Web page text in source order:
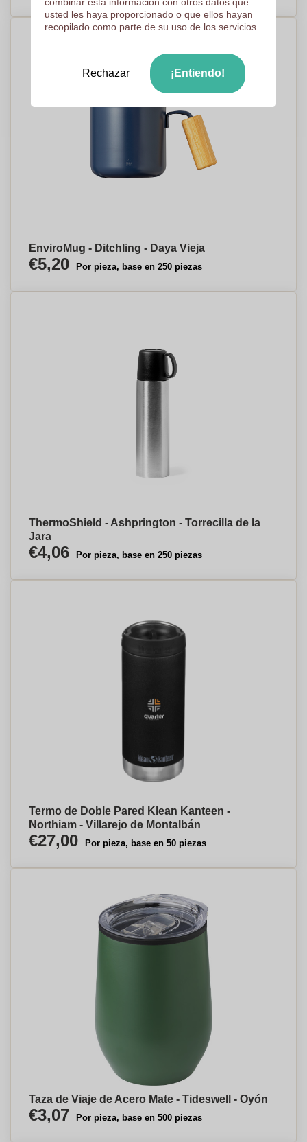
EnviroMug - Ditchling - Daya Vieja
€5,20 Por pieza, base en 250 piezas
ThermoShield - Ashprington - Torrecilla de la
Jara
€4,06 Por pieza, base en 250 piezas
Termo de Doble Pared Klean Kanteen -
Northiam - Villarejo de Montalbán
€27,00 Por pieza, base en 50 piezas
Taza de Viaje de Acero Mate - Tideswell - Oyón
€3,07 Por pieza, base en 500 piezas
usted les haya proporcionado o que ellos hayan
recopilado como parte de su uso de los servicios.
Rechazar ¡Entiendo!